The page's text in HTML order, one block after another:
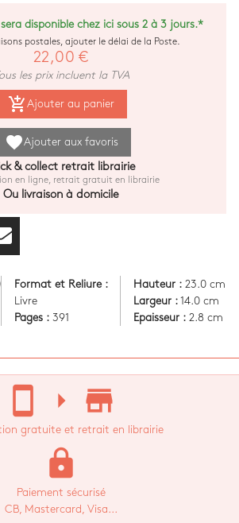
disponible chez ici sous 2 à 3 jours.*
postales, ajouter le délai de la Poste.
22,00 €
les prix incluent la TVA
add_shopping_cart Ajouter au panier
favoriteAjouter aux favoris
& collect retrait librairie
en ligne, retrait gratuit en librairie
Ou livraison à domicile
Format et Reliure :
Livre
Pages : 391
Hauteur :23.0 cm
Largeur :14.0 cm
Epaisseur :2.8 cm
stay_current_portrait arrow_right store_mall_directory
gratuite et retrait en librairie
lock
Paiement sécurisé
CB, Mastercard, Visa...